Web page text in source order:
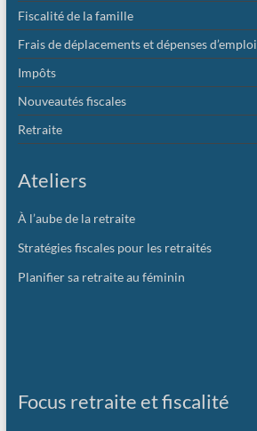
Fiscalité de la famille
Frais de déplacements et dépenses d’emploi
Impôts
Nouveautés fiscales
Retraite
Ateliers
À l’aube de la retraite
Stratégies fiscales pour les retraités
Planifier sa retraite au féminin
Focus retraite et fiscalité